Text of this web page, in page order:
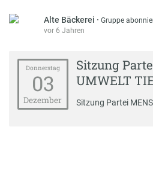
Alte Bäckerei ·Gruppe
vor 6 Jahren
Donnerstag
03
Dezember
Sitzung
UMWELT
Sitzung Partei